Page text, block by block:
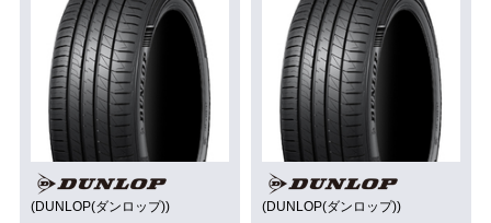
(DUNLOP(ダンロップ)) (DUNLOP(ダンロップ))